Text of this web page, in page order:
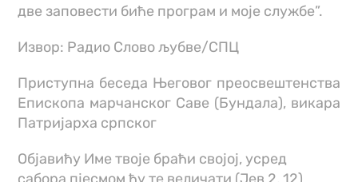
две заповести биће програм и моје службе”.
Извор: Радио Слово љубве/СПЦ
Приступна беседа Његовог преосвештенства
Епископа марчанског Саве (Бундала), викара
Патријарха српског
Објавићу Име твоје браћи својој, усред